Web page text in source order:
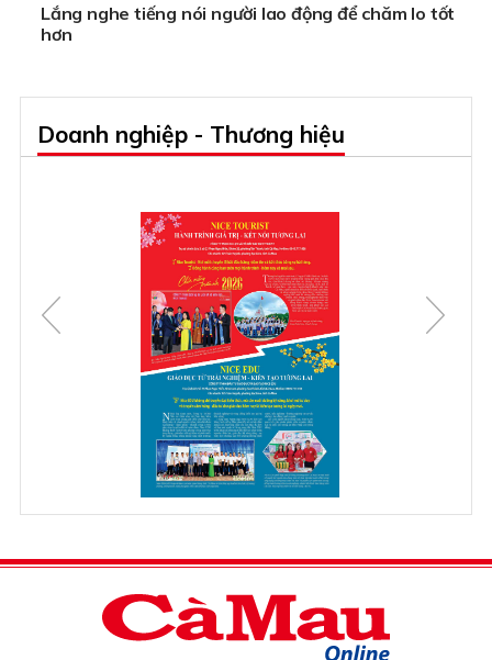
Lắng nghe tiếng nói người lao động để chăm lo tốt
hơn
Doanh nghiệp - Thương hiệu